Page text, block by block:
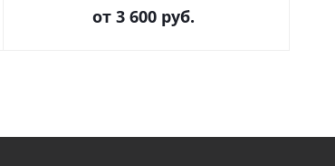
от 3 600 руб.